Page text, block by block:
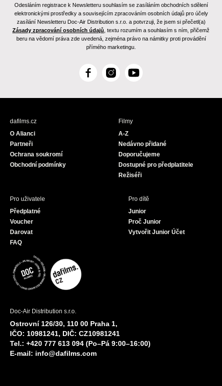
Odesláním registrace k Newsletteru souhlasím se zasíláním obchodních sdělení
elektronickými prostředky a souvisejícím zpracováním osobních údajů pro účely
zasílání Newsletteru Doc-Air Distribution s.r.o. a potvrzuji, že jsem si přečetl(a)
Zásady zpracování osobních údajů , textu rozumím a souhlasím s ním, přičemž
beru na vědomí práva zde uvedená, zejména právo na námitky proti provádění
přímého marketingu.
F
c
I
s
Y
u
dafilms.cz
O Alianci
Partneři
Ochrana soukromí
Obchodní podmínky
Filmy
A-Z
Nedávno přidané
Doporučujeme
Dostupné pro předplatitele
Režiséři
Pro uživatele
Předplatné
Voucher
Darovat
FAQ
Pro dítě
Junior
Proč Junior
Vytvořit Junior Účet
Doc-Air Distribution s.r.o.
Ostrovní 126/30, 110 00 Praha 1,
IČO: 10981241, DIČ: CZ10981241
Tel.: +420 777 613 094 (Po–Pá 9:00–16:00)
E-mail: info@dafilms.com